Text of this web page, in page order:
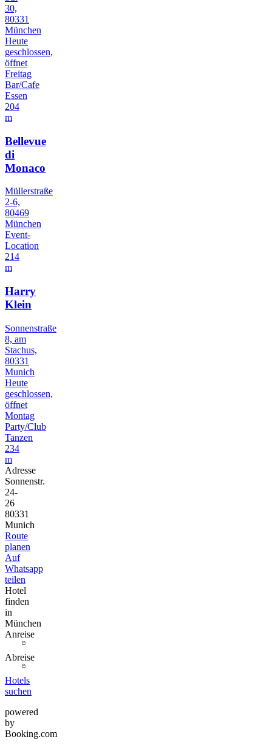
30,
80331
München
Heute
geschlossen,
öffnet
Freitag
Bar/Cafe
Essen
204
m
Bellevue
di
Monaco
Müllerstraße
2-6,
80469
München
Event-
Location
214
m
Harry
Klein
Sonnenstraße
8, am
Stachus,
80331
Munich
Heute
geschlossen,
öffnet
Montag
Party/Club
Tanzen
234
m
Adresse
Sonnenstr.
24-
26
80331
Munich
Route
planen
Auf
Whatsapp
teilen
Hotel
finden
in
München
Anreise
Abreise
Hotels
suchen
powered
by
Booking.com